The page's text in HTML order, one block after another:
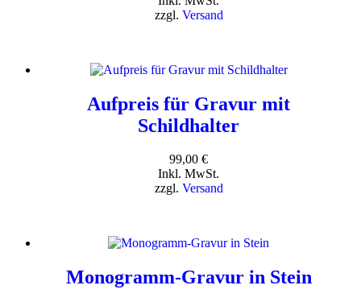
zzgl. Versand
Aufpreis für Gravur mit
Schildhalter
99,00 €
Inkl. MwSt.
zzgl. Versand
Monogramm-Gravur in Stein